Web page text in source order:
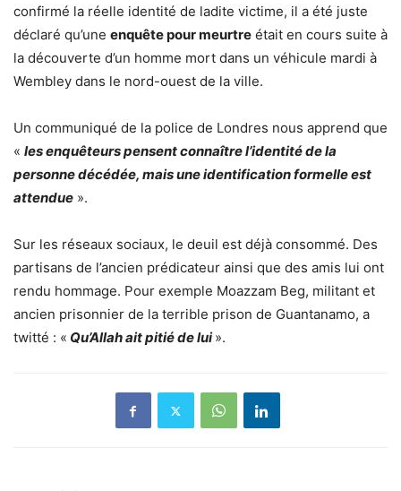
confirmé la réelle identité de ladite victime, il a été juste
déclaré qu’une enquête pour meurtre était en cours suite à
la découverte d’un homme mort dans un véhicule mardi à
Wembley dans le nord-ouest de la ville.
Un communiqué de la police de Londres nous apprend que
« les enquêteurs pensent connaître l’identité de la
personne décédée, mais une identification formelle est
attendue ».
Sur les réseaux sociaux, le deuil est déjà consommé. Des
partisans de l’ancien prédicateur ainsi que des amis lui ont
rendu hommage. Pour exemple Moazzam Beg, militant et
ancien prisonnier de la terrible prison de Guantanamo, a
twitté : « Qu’Allah ait pitié de lui ».